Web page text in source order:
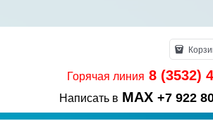
Горячая линия 8 (3532)
Написать в MAX +7 922